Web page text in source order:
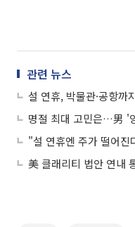
관련 뉴스
명절 최대 고민은…男 '